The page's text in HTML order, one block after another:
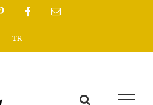
Pinterest FacebookEmail
TR